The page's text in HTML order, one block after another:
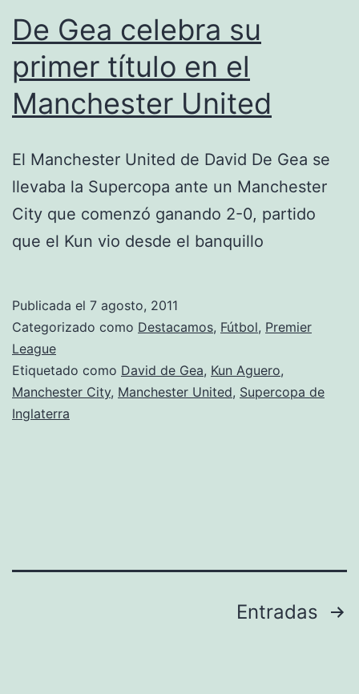
De Gea celebra su
primer título en el
Manchester United
El Manchester United de David De Gea se
llevaba la Supercopa ante un Manchester
City que comenzó ganando 2-0, partido
que el Kun vio desde el banquillo
Publicada el 7 agosto, 2011
Categorizado como Destacamos, Fútbol, Premier
League
Etiquetado como David de Gea, Kun Aguero,
Manchester City, Manchester United, Supercopa de
Inglaterra
Entradas